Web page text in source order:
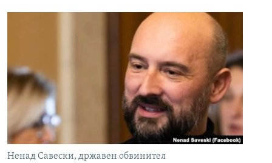
Ненад Савески, државен обвинител